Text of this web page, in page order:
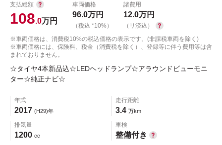
支払総額
108.0万円
車両価格
96.0万円
（税込 *10%）
諸費用
12.0万円
（リ済込）
※車両価格は、消費税10%の税込価格の表示です。(非課税車両を除く)
※車両価格には、保険料、税金（消費税を除く）、登録等に伴う費用等は含
まれておりません。
☆タイヤ4本新品込☆LEDヘッドランプ☆アラウンドビューモニ
ター☆純正ナビ☆
年式
2017 (H29)年
走行距離
3.4 万km
排気量
1200 cc
車検
整備付き